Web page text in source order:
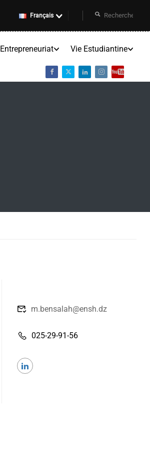
Français
Entrepreneuriat Vie Estudiantine
m.bensalah@ensh.dz
025-29-91-56